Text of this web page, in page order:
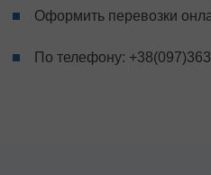
Оформить перевозки
По телефону: